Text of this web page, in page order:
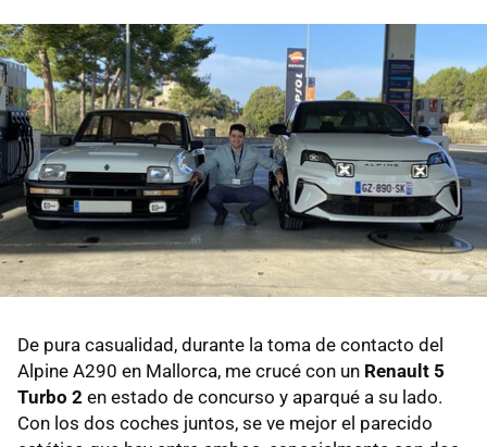
De pura casualidad, durante la toma de contacto del
Alpine A290 en Mallorca, me crucé con un Renault 5
Turbo 2 en estado de concurso y aparqué a su lado.
Con los dos coches juntos, se ve mejor el parecido